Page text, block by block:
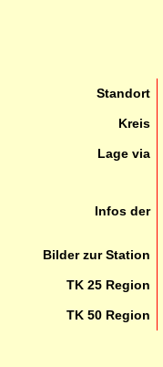
Standort
Kreis
Lage via
Infos der
Bilder zur Station
TK 25 Region
TK 50 Region